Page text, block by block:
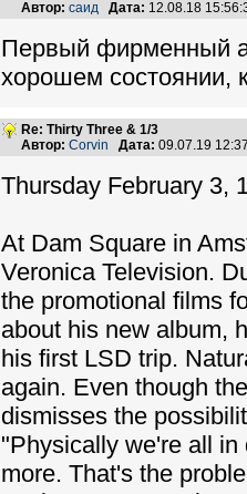
Автор: саид Дата: 12.08.18
Первый фирменный
хорошем
Re: Thirty Three & 1/3
Автор: Corvin Дата: 09.07.19
Thursday February 3,
At Dam Square in
Veronica Television.
the promotional films
about his new album,
his first LSD trip.
again. Even though
dismisses the
"Physically we're all
more. That's the